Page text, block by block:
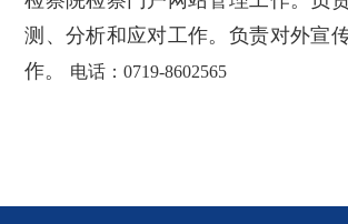
测、分析和应对工作。负责对外宣
作。
电话：0719-8602565